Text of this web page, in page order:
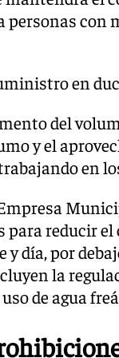
personas
en
del
y el
en
para reducir
y día, por
la
de agua